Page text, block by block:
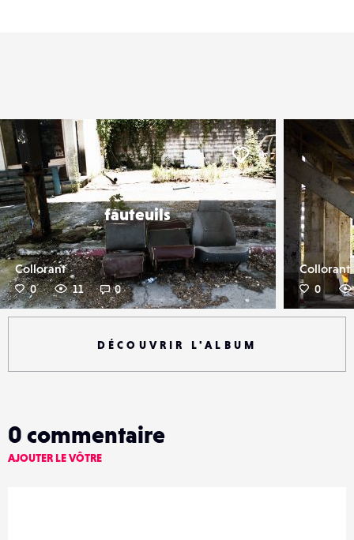
fauteuils
Collorant
0 11 0
Liker
Collorant
0
DÉCOUVRIR L'ALBUM
0 commentaire
AJOUTER LE VÔTRE